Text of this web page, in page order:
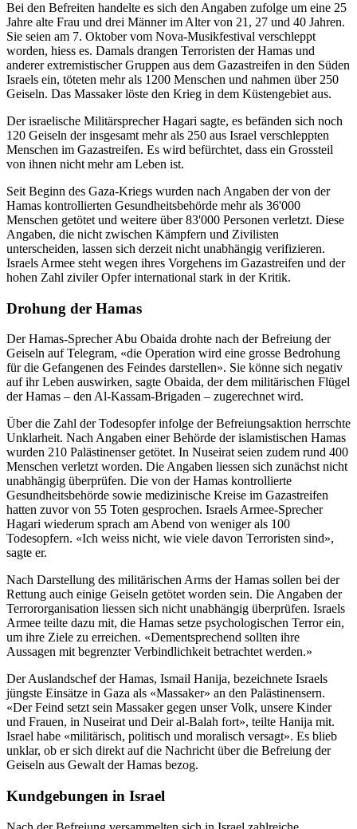
Bei den Befreiten handelte es sich den Angaben zufolge um eine 25
Jahre alte Frau und drei Männer im Alter von 21, 27 und 40 Jahren.
Sie seien am 7. Oktober vom Nova-Musikfestival verschleppt
worden, hiess es. Damals drangen Terroristen der Hamas und
anderer extremistischer Gruppen aus dem Gazastreifen in den Süden
Israels ein, töteten mehr als 1200 Menschen und nahmen über 250
Geiseln. Das Massaker löste den Krieg in dem Küstengebiet aus.
Der israelische Militärsprecher Hagari sagte, es befänden sich noch
120 Geiseln der insgesamt mehr als 250 aus Israel verschleppten
Menschen im Gazastreifen. Es wird befürchtet, dass ein Grossteil
von ihnen nicht mehr am Leben ist.
Seit Beginn des Gaza-Kriegs wurden nach Angaben der von der
Hamas kontrollierten Gesundheitsbehörde mehr als 36'000
Menschen getötet und weitere über 83'000 Personen verletzt. Diese
Angaben, die nicht zwischen Kämpfern und Zivilisten
unterscheiden, lassen sich derzeit nicht unabhängig verifizieren.
Israels Armee steht wegen ihres Vorgehens im Gazastreifen und der
hohen Zahl ziviler Opfer international stark in der Kritik.
Drohung der Hamas
Der Hamas-Sprecher Abu Obaida drohte nach der Befreiung der
Geiseln auf Telegram, «die Operation wird eine grosse Bedrohung
für die Gefangenen des Feindes darstellen». Sie könne sich negativ
auf ihr Leben auswirken, sagte Obaida, der dem militärischen Flügel
der Hamas – den Al-Kassam-Brigaden – zugerechnet wird.
Über die Zahl der Todesopfer infolge der Befreiungsaktion herrschte
Unklarheit. Nach Angaben einer Behörde der islamistischen Hamas
wurden 210 Palästinenser getötet. In Nuseirat seien zudem rund 400
Menschen verletzt worden. Die Angaben liessen sich zunächst nicht
unabhängig überprüfen. Die von der Hamas kontrollierte
Gesundheitsbehörde sowie medizinische Kreise im Gazastreifen
hatten zuvor von 55 Toten gesprochen. Israels Armee-Sprecher
Hagari wiederum sprach am Abend von weniger als 100
Todesopfern. «Ich weiss nicht, wie viele davon Terroristen sind»,
sagte er.
Nach Darstellung des militärischen Arms der Hamas sollen bei der
Rettung auch einige Geiseln getötet worden sein. Die Angaben der
Terrororganisation liessen sich nicht unabhängig überprüfen. Israels
Armee teilte dazu mit, die Hamas setze psychologischen Terror ein,
um ihre Ziele zu erreichen. «Dementsprechend sollten ihre
Aussagen mit begrenzter Verbindlichkeit betrachtet werden.»
Der Auslandschef der Hamas, Ismail Hanija, bezeichnete Israels
jüngste Einsätze in Gaza als «Massaker» an den Palästinensern.
«Der Feind setzt sein Massaker gegen unser Volk, unsere Kinder
und Frauen, in Nuseirat und Deir al-Balah fort», teilte Hanija mit.
Israel habe «militärisch, politisch und moralisch versagt». Es blieb
unklar, ob er sich direkt auf die Nachricht über die Befreiung der
Geiseln aus Gewalt der Hamas bezog.
Kundgebungen in Israel